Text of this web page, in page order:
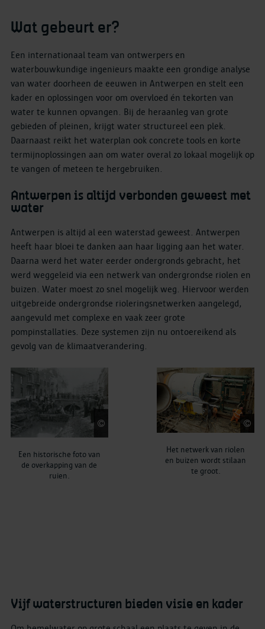
Wat gebeurt er?
Een internationaal team van ontwerpers en
waterbouwkundige ingenieurs maakte een grondige analyse
van water doorheen de eeuwen in Antwerpen en stelt een
kader en oplossingen voor om overvloed én tekorten van
water te kunnen opvangen. Bij de heraanleg van grote
gebieden of pleinen, krijgt water structureel een plek.
Daarnaast reikt het waterplan ook concrete tools en korte
termijnoplossingen aan om water overal zo lokaal mogelijk op
te vangen of meteen te hergebruiken.
Antwerpen is altijd verbonden geweest met
water
Antwerpen is altijd al een waterstad geweest. Antwerpen
heeft haar bloei te danken aan haar ligging aan het water.
Daarna werd het water eerder ondergronds gebracht, het
werd weggeleid via een netwerk van ondergrondse riolen en
buizen. Water moest zo snel mogelijk weg. Hiervoor werden
uitgebreide ondergrondse rioleringsnetwerken aangelegd,
aangevuld met complexe en vaak zeer grote
pompinstallaties. Deze systemen zijn nu ontoereikend als
gevolg van de klimaatverandering.
collectie Yves
Een historische foto van
de overkapping van de
ruien.
Het netwerk van riolen
en buizen wordt stilaan
te groot.
Vijf waterstructuren bieden visie en kader